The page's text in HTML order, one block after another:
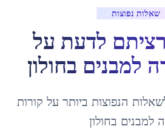
שאלות נפוצות
לדעת על
למבנים בחולון
הנפוצות ביותר על קורות
למבנים בחולון